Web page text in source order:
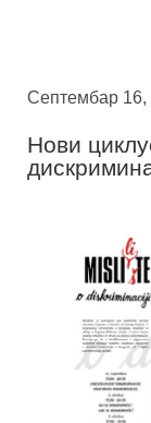
Септембар 16,
Нови